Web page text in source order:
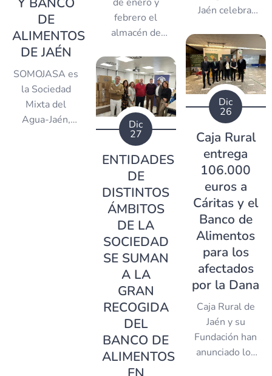
febrero el
almacén de
de Alimentos
se ha visto
favorecido por
la generosa
donación de
COVAP. Han
sido 40.000
los litros de
leche recibidos
de esta marca.
Jaén celebra,
campañaEuro
Solidario, en la
que ha
entregado a
distintas
asociaciones y
entidades de
carácter
benéfico-
social, los
fondos
recaudados a
través de la
aportación
voluntaria de
los colegiados
y colegiadas
2024 ha
ascendido a un
total de
18.000 euros.
DE
ALIMENTOS
DE JAÉN
SOMOJASA es
la Sociedad
Mixta del
Agua-Jaén,
Dic
27
ENTIDADES
DE
DISTINTOS
ÁMBITOS
DE LA
SOCIEDAD
SE SUMAN
A LA
GRAN
RECOGIDA
DEL
BANCO DE
ALIMENTOS
Dic
26
Caja Rural
entrega
106.000
euros a
Cáritas y el
Banco de
Alimentos
para los
afectados
por la Dana
Caja Rural de
Jaén y su
Fundación han
anunciado los